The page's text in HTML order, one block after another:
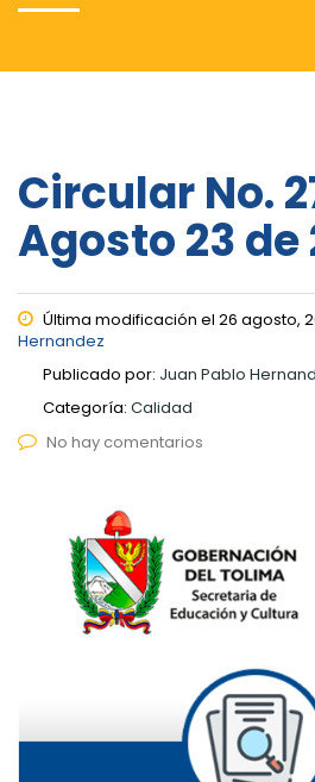
Circular No.
Agosto 23 de
Última modificación el 26 agosto,
Hernandez
Publicado por: Juan Pablo
Categoría: Calidad
No hay comentarios